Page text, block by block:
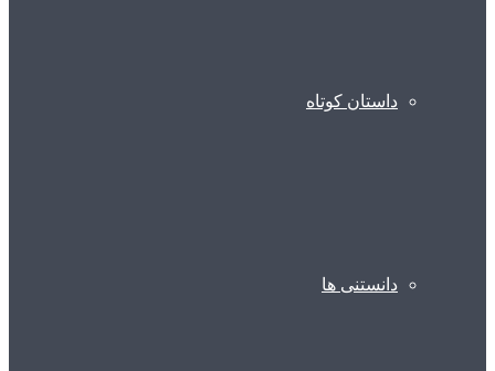
داستان کوتاه
دانستنی ها